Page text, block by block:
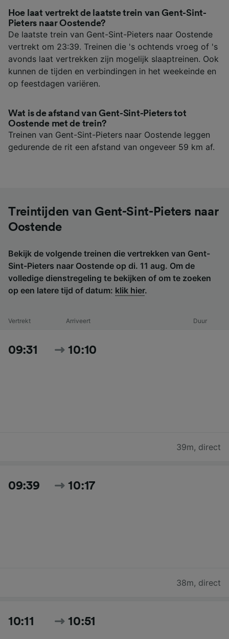
Hoe laat vertrekt de laatste trein van Gent-Sint-
Pieters naar Oostende?
De laatste trein van Gent-Sint-Pieters naar Oostende
vertrekt om 23:39. Treinen die 's ochtends vroeg of 's
avonds laat vertrekken zijn mogelijk slaaptreinen. Ook
kunnen de tijden en verbindingen in het weekeinde en
op feestdagen variëren.
Wat is de afstand van Gent-Sint-Pieters tot
Oostende met de trein?
Treinen van Gent-Sint-Pieters naar Oostende leggen
gedurende de rit een afstand van ongeveer 59 km af.
Treintijden van Gent-Sint-Pieters naar
Oostende
Bekijk de volgende treinen die vertrekken van Gent-
Sint-Pieters naar Oostende op di. 11 aug. Om de
volledige dienstregeling te bekijken of om te zoeken
op een latere tijd of datum: klik hier.
Vertrekt Arriveert Duur
09:31 10:10
39m, direct
09:39 10:17
38m, direct
10:11 10:51